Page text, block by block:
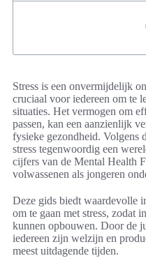
Stress is een onvermijdelijk
cruciaal voor iedereen om te
situaties. Het vermogen om
passen, kan een aanzienlijk
fysieke gezondheid. Volgens
stress tegenwoordig een
cijfers van de Mental Health
volwassenen als jongeren
Deze gids biedt waardevolle
om te gaan met stress, zodat
kunnen opbouwen. Door de
iedereen zijn welzijn en
meest uitdagende tijden.